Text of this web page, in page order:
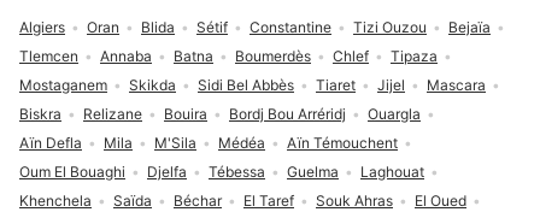
Algiers Oran Blida Sétif Constantine Tizi Ouzou
Bejaïa
Tlemcen
Annaba Batna Boumerdès Chlef
Tipaza
Mostaganem
Skikda Sidi Bel Abbès Tiaret Jijel
Mascara
Biskra
Relizane Bouira Bordj Bou Arréridj
Ouargla
Aïn Defla
Mila M'Sila Médéa
Aïn Témouchent
Oum El Bouaghi
Djelfa Tébessa Guelma
Laghouat
Khenchela
Saïda Béchar El Taref Souk Ahras
El Oued